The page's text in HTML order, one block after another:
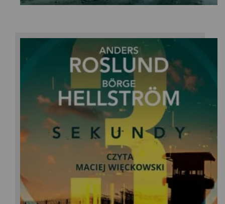
Anders Roslund /Borge Hellstrom